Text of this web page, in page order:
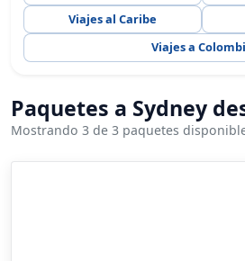
Viajes al Caribe
Viajes a
Paquetes a Sydney
Mostrando 3 de 3 paquetes